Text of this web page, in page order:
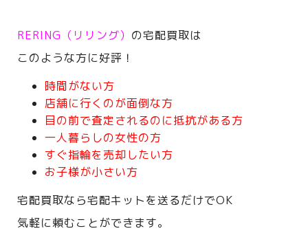
RERING（リリング） の宅配買取は
このような方に好評！
時間がない方
店舗に行くのが面倒な方
目の前で査定されるのに抵抗がある方
一人暮らしの女性の方
すぐ指輪を売却したい方
お子様が小さい方
宅配買取なら宅配キットを送るだけでOK
気軽に頼むことができます。